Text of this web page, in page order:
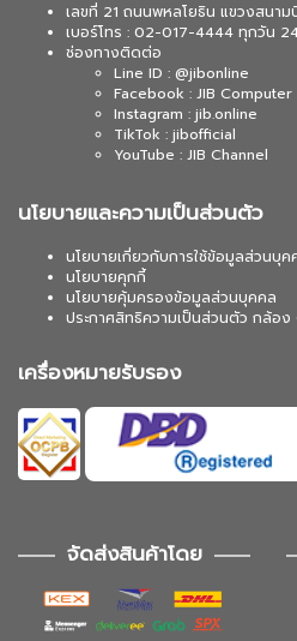
เลขที่ 21 ถนนพหลโยธิน แขวงสนา
เบอร์โทร : 02-017-4444 ทุกวัน
ช่องทางติดต่อ
Line ID : @jibonline
Facebook : JIB Computer
Instagram : jib.online
TikTok : jibofficial
YouTube : JIB Channel
นโยบายและความเป็นส่วนตัว
นโยบายเกี่ยวกับการใช้ข้อมูลส่วนบุค
นโยบายคุกกี้
นโยบายคุ้มครองข้อมูลส่วนบุคคล
ประกาศสิทธิความเป็นส่วนตัว กล้อง
เครื่องหมายรับรอง
จัดส่งสินค้าโดย